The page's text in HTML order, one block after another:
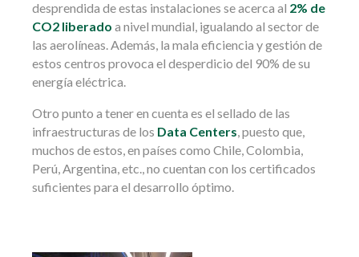
desprendida de estas instalaciones se acerca al 2% de
CO2 liberado a nivel mundial, igualando al sector de
las aerolíneas. Además, la mala eficiencia y gestión de
estos centros provoca el desperdicio del 90% de su
energía eléctrica.
Otro punto a tener en cuenta es el sellado de las
infraestructuras de los Data Centers, puesto que,
muchos de estos, en países como Chile, Colombia,
Perú, Argentina, etc., no cuentan con los certificados
suficientes para el desarrollo óptimo.